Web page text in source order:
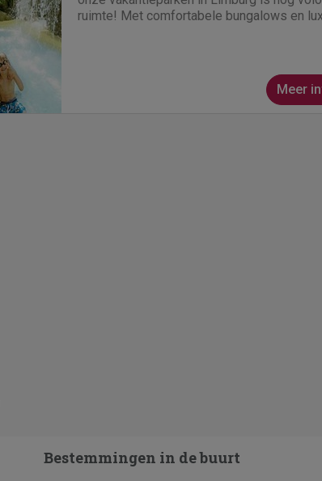
Meer
ruimte! Met comfortabele bungalows en
Bestemmingen in de buurt